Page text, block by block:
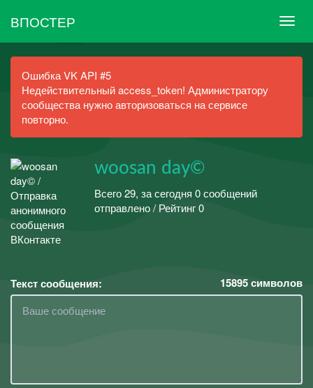
ВПОСТЕР
Ошибка VK API #5
Недействительный access_token! Администратору
сообщества нужно авторизоваться на сервисе
повторно.
woosan day©
Всего 29, за сегодня 0 сообщений
отправлено / Рейтинг 0
Текст сообщения: 15895символов